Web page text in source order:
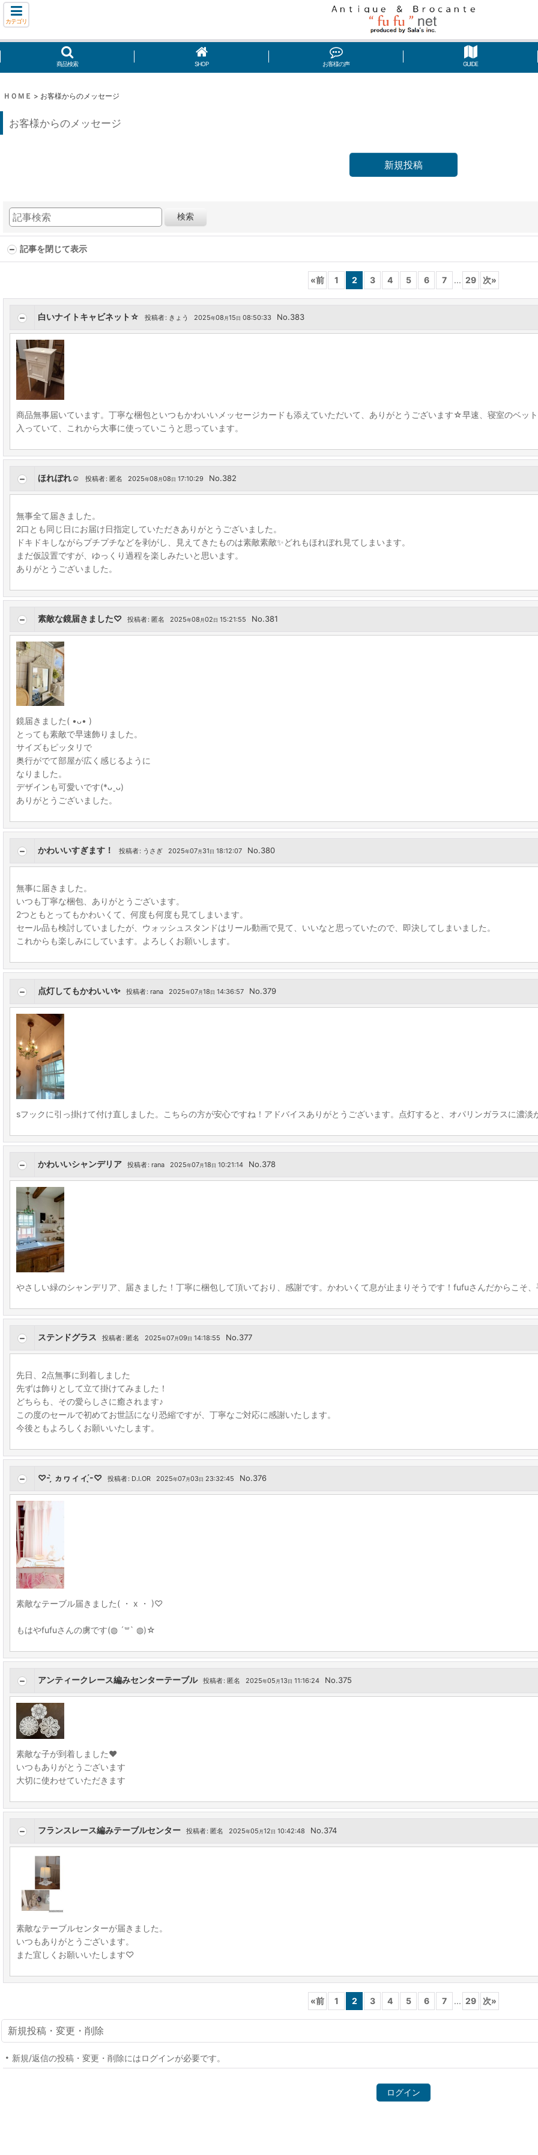
カテゴリ
商品検索 SHOP お客様の声 GUIDE
ＨＯＭＥ > お客様からのメッセージ
お客様からのメッセージ
新規投稿
検索
記事を閉じて表示
«前 1 2 3 4 5 6 7 ... 29 次»
白いナイトキャビネット☆ 投稿者: きょう 2025年08 月15 日 08:50:33 No.383
商品無事届いています。丁寧な梱包といつもかわいいメッセージカードも添えていただいて、ありがとうございます☆早速、寝室のベッ
入っていて、これから大事に使っていこうと思っています。
ほれぼれ☺️ 投稿者: 匿名 2025年08 月08 日 17:10:29 No.382
無事全て届きました。
2口とも同じ日にお届け日指定していただきありがとうございました。
ドキドキしながらプチプチなどを剥がし、見えてきたものは素敵素敵✨どれもほれぼれ見てしまいます。
まだ仮設置ですが、ゆっくり過程を楽しみたいと思います。
ありがとうございました。
素敵な鏡届きました♡ 投稿者: 匿名 2025年08 月02 日 15:21:55 No.381
鏡届きました( •ᴗ• )
とっても素敵で早速飾りました。
サイズもピッタリで
奥行がでて部屋が広く感じるように
なりました。
デザインも可愛いです(*ᴗˬᴗ)
ありがとうございました。
かわいいすぎます！ 投稿者: うさぎ 2025年07 月 31 日 18:12:07 No.380
無事に届きました。
いつも丁寧な梱包、ありがとうございます。
2つともとってもかわいくて、何度も何度も見てしまいます。
セール品も検討していましたが、ウォッシュスタンドはリール動画で見て、いいなと思っていたので、即決してしまいました。
これからも楽しみにしています。よろしくお願いします。
点灯してもかわいい✨ 投稿者: rana 2025年07 月18 日 14:36:57 No.379
sフックに引っ掛けて付け直しました。こちらの方が安心ですね！アドバイスありがとうございます。点灯すると、オパリンガラスに濃
かわいいシャンデリア 投稿者: rana 2025年07 月18 日 10:21:14 No.378
やさしい緑のシャンデリア、届きました！丁寧に梱包して頂いており、感謝です。かわいくて息が止まりそうです！fufuさんだからこそ
ステンドグラス 投稿者: 匿名 2025年07月09 日 14:18:55 No.377
先日、2点無事に到着しました
先ずは飾りとして立て掛けてみました！
どちらも、その愛らしさに癒されます♪
この度のセールで初めてお世話になり恐縮ですが、丁寧なご対応に感謝いたします。
今後ともよろしくお願いいたします。
♡- ̗̀ ヵヮィィ ̖́-♡ 投稿者: D.I.OR 2025年07月03 日 23:32:45 No.376
素敵なテーブル届きました( ・ x ・ )♡
もはやfufuさんの虜です(◍ ´꒳` ◍)☆
アンティークレース編みセンターテーブル 投稿者: 匿名 2025年05 月13 日 11:16:24 No.375
素敵な子が到着しました❤︎
いつもありがとうございます
大切に使わせていただきます
フランスレース編みテーブルセンター 投稿者: 匿名 2025年05 月12 日 10:42:48 No.374
素敵なテーブルセンターが届きました。
いつもありがとうございます。
また宜しくお願いいたします♡
«前 1 2 3 4 5 6 7 ... 29 次»
新規投稿・変更・削除
新規/返信の投稿・変更・削除にはログインが必要です。
ログイン